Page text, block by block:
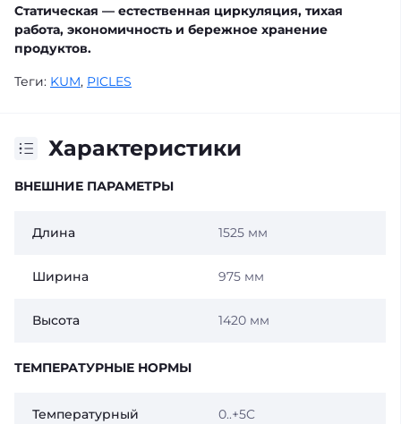
Статическая — естественная циркуляция, тихая
работа, экономичность и бережное хранение
продуктов.
Теги: KUM, PICLES
Характеристики
ВНЕШНИЕ ПАРАМЕТРЫ
Длина 1525 мм
Ширина 975 мм
Высота 1420 мм
ТЕМПЕРАТУРНЫЕ НОРМЫ
Температурный
0..+5C